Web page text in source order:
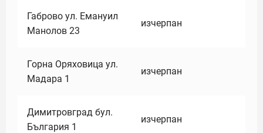
Габрово ул. Емануил
Манолов 23
изчерпан
Горна Оряховица ул.
Мадара 1
изчерпан
Димитровград бул.
България 1
изчерпан